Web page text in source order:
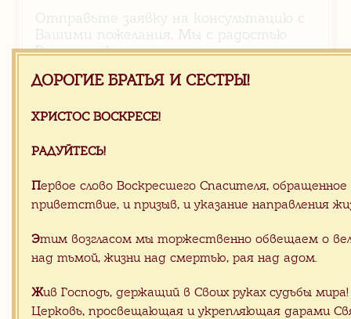
Отправьте заявку на консультацию с
Вашими пожелания. Мы с радостью
Вам поможем
ДОРОГИЕ БРАТЬЯ И СЕСТРЫ!
ХРИСТОС ВОСКРЕСЕ!
РАДУЙТЕСЬ!
Первое слово Воскресшего Спасителя,
приветствие, и призыв, и указание направления
Этим возгласом мы торжественно обвещаем о
над тьмой, жизни над смертью, рая над адом.
Жив Господь, держащий в Своих руках судьбы
Церковь, просвещающая и укрепляющая дарами